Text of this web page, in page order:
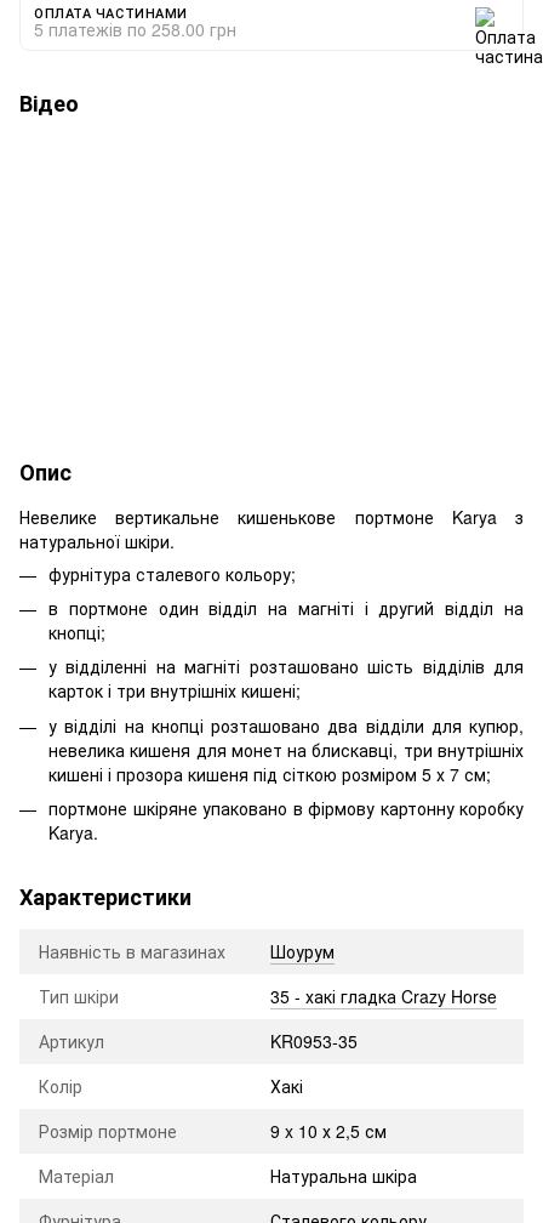
ОПЛАТА ЧАСТИНАМИ
5 платежів по 258.00 грн
Відео
Опис
Невелике вертикальне кишенькове портмоне Karya з
натуральної шкіри.
фурнітура сталевого кольору;
в портмоне один відділ на магніті і другий відділ на
кнопці;
у відділенні на магніті розташовано шість відділів для
карток і три внутрішніх кишені;
у відділі на кнопці розташовано два відділи для купюр,
невелика кишеня для монет на блискавці, три внутрішніх
кишені і прозора кишеня під сіткою розміром 5 х 7 см;
портмоне шкіряне упаковано в фірмову картонну коробку
Karya.
Характеристики
Наявність в магазинах
Шоурум
Тип шкіри
35 - хакі гладка Crazy Horse
Артикул
KR0953-35
Колір
Хакі
Розмір портмоне
9 x 10 х 2,5 см
Матеріал
Натуральна шкіра